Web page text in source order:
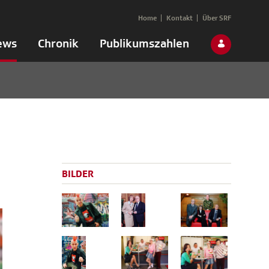
Chronik Publikumszahlen
Home Kontakt Über SRF
BILDER